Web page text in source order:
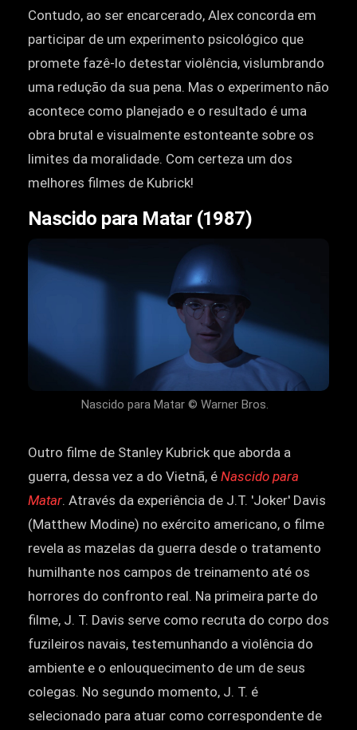
Contudo, ao ser encarcerado, Alex concorda em
participar de um experimento psicológico que
promete fazê-lo detestar violência, vislumbrando
uma redução da sua pena. Mas o experimento não
acontece como planejado e o resultado é uma
obra brutal e visualmente estonteante sobre os
limites da moralidade. Com certeza um dos
melhores filmes de Kubrick!
Nascido para Matar (1987)
Nascido para Matar © Warner Bros.
Outro filme de Stanley Kubrick que aborda a
guerra, dessa vez a do Vietnã, é Nascido para
Matar. Através da experiência de J.T. 'Joker' Davis
(Matthew Modine) no exército americano, o filme
revela as mazelas da guerra desde o tratamento
humilhante nos campos de treinamento até os
horrores do confronto real. Na primeira parte do
filme, J. T. Davis serve como recruta do corpo dos
fuzileiros navais, testemunhando a violência do
ambiente e o enlouquecimento de um de seus
colegas. No segundo momento, J. T. é
selecionado para atuar como correspondente de